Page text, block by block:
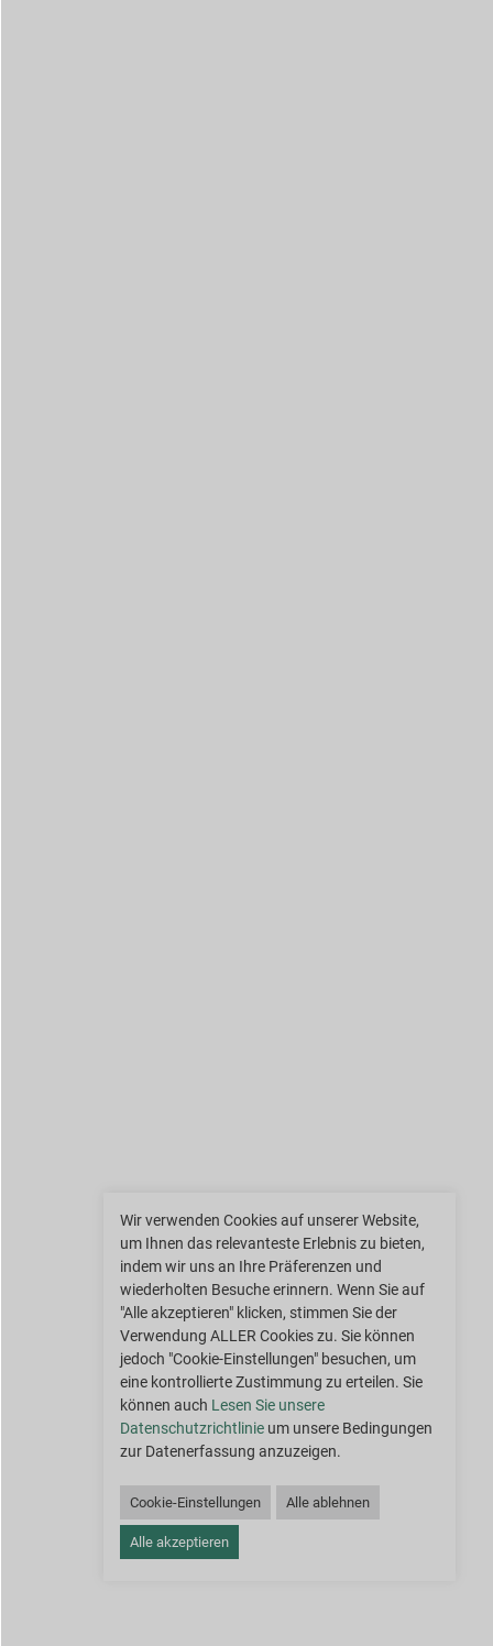
Wir verwenden Cookies auf unserer Website,
um Ihnen das relevanteste Erlebnis zu bieten,
indem wir uns an Ihre Präferenzen und
wiederholten Besuche erinnern. Wenn Sie auf
"Alle akzeptieren" klicken, stimmen Sie der
Verwendung ALLER Cookies zu. Sie können
jedoch "Cookie-Einstellungen" besuchen, um
eine kontrollierte Zustimmung zu erteilen. Sie
können auch Lesen Sie unsere
Datenschutzrichtlinieum unsere Bedingungen
zur Datenerfassung anzuzeigen.
Cookie-Einstellungen Alle ablehnen
Alle akzeptieren